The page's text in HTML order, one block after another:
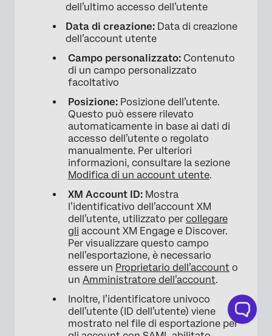
×
dell’ultimo accesso dell’utente
Data di creazione: Data di creazione
dell’account utente
Campo personalizzato: Contenuto
di un campo personalizzato
facoltativo
Posizione: Posizione dell’utente.
Questo può essere rilevato
automaticamente in base ai dati di
accesso dell’utente o regolato
manualmente. Per ulteriori
informazioni, consultare la sezione
Modifica di un account utente.
XM Account ID: Mostra
l’identificativo dell’account XM
dell’utente, utilizzato per collegare
gli account XM Engage e Discover.
Per visualizzare questo campo
nell’esportazione, è necessario
essere un Proprietario dell’account o
un Amministratore dell’account.
Inoltre, l’identificatore univoco
dell’utente (ID dell’utente) viene
mostrato nel file di esportazione per